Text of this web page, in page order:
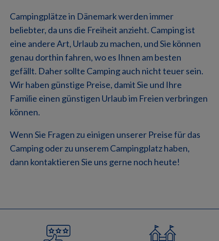
Campingplätze in Dänemark werden immer
beliebter, da uns die Freiheit anzieht. Camping ist
eine andere Art, Urlaub zu machen, und Sie können
genau dorthin fahren, wo es Ihnen am besten
gefällt. Daher sollte Camping auch nicht teuer sein.
Wir haben günstige Preise, damit Sie und Ihre
Familie einen günstigen Urlaub im Freien verbringen
können.
Wenn Sie Fragen zu einigen unserer Preise für das
Camping oder zu unserem Campingplatz haben,
dann kontaktieren Sie uns gerne noch heute!